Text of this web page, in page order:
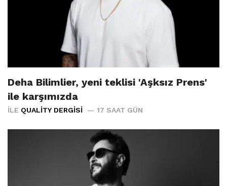
Deha Bilimlier, yeni teklisi 'Aşksız Prens'
ile karşımızda
İLE QUALITY DERGISI 17 SAAT GÜN